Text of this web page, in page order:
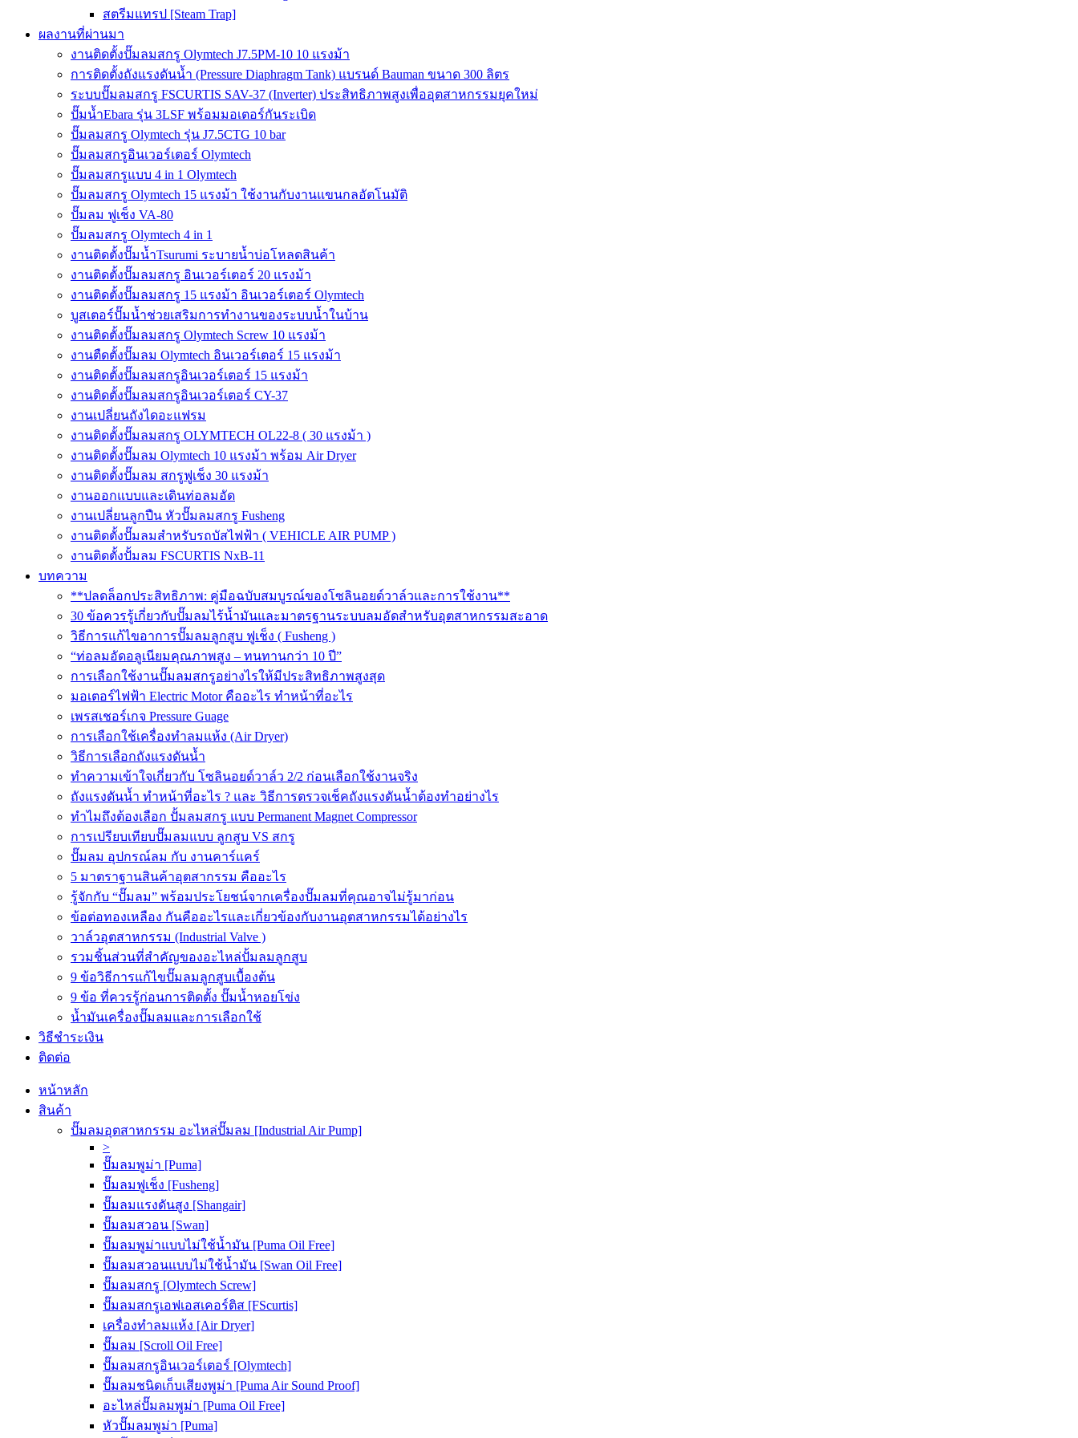
สตรีมแทรป [Steam Trap]
ผลงานที่ผ่านมา
งานติดตั้งปั๊มลมสกรู Olymtech J7.5PM-10 10 แรงม้า
การติดตั้งถังแรงดันน้ำ (Pressure Diaphragm Tank) แบรนด์ Bauman ขนาด 300 ลิตร
ระบบปั๊มลมสกรู FSCURTIS SAV-37 (Inverter) ประสิทธิภาพสูงเพื่ออุตสาหกรรมยุคใหม่
ปั๊มน้ำEbara รุ่น 3LSF พร้อมมอเตอร์กันระเบิด
ปั๊มลมสกรู Olymtech รุ่น J7.5CTG 10 bar
ปั๊มลมสกรูอินเวอร์เตอร์ Olymtech
ปั๊มลมสกรูแบบ 4 in 1 Olymtech
ปั๊มลมสกรู Olymtech 15 แรงม้า ใช้งานกับงานแขนกลอัตโนมัติ
ปั๊มลม ฟูเช็ง VA-80
ปั๊มลมสกรู Olymtech 4 in 1
งานติดตั้งปั๊มน้ำTsurumi ระบายน้ำบ่อโหลดสินค้า
งานติดตั้งปั๊มลมสกรู อินเวอร์เตอร์ 20 แรงม้า
งานติดตั้งปั๊มลมสกรู 15 แรงม้า อินเวอร์เตอร์ Olymtech
บูสเตอร์ปั๊มน้ำช่วยเสริมการทำงานของระบบน้ำในบ้าน
งานติดตั้งปั๊มลมสกรู Olymtech Screw 10 แรงม้า
งานตืดตั้งปั๊มลม Olymtech อินเวอร์เตอร์ 15 แรงม้า
งานติดตั้งปั๊มลมสกรูอินเวอร์เตอร์ 15 แรงม้า
งานติดตั้งปั๊มลมสกรูอินเวอร์เตอร์ CY-37
งานเปลี่ยนถังไดอะแฟรม
งานติดตั้งปั๊มลมสกรู OLYMTECH OL22-8 ( 30 แรงม้า )
งานติดตั้งปั๊มลม Olymtech 10 แรงม้า พร้อม Air Dryer
งานติดตั้งปั๊มลม สกรูฟูเช็ง 30 แรงม้า
งานออกแบบและเดินท่อลมอัด
งานเปลี่ยนลูกปืน หัวปั๊มลมสกรู Fusheng
งานติดตั้งปั๊มลมสำหรับรถบัสไฟฟ้า ( VEHICLE AIR PUMP )
งานติดตั้งปั้มลม FSCURTIS NxB-11
บทความ
**ปลดล็อกประสิทธิภาพ: คู่มือฉบับสมบูรณ์ของโซลินอยด์วาล์วและการใช้งาน**
30 ข้อควรรู้เกี่ยวกับปั๊มลมไร้น้ำมันและมาตรฐานระบบลมอัดสำหรับอุตสาหกรรมสะอาด
วิธีการแก้ไขอาการปั๊มลมลูกสูบ ฟูเช็ง ( Fusheng )
“ท่อลมอัดอลูเนียมคุณภาพสูง – ทนทานกว่า 10 ปี”
การเลือกใช้งานปั๊มลมสกรูอย่างไรให้มีประสิทธิภาพสูงสุด
มอเตอร์ไฟฟ้า Electric Motor คืออะไร ทำหน้าที่อะไร
เพรสเชอร์เกจ Pressure Guage
การเลือกใช้เครื่องทำลมแห้ง (Air Dryer)
วิธีการเลือกถังแรงดันน้ำ
ทำความเข้าใจเกี่ยวกับ โซลินอยด์วาล์ว 2/2 ก่อนเลือกใช้งานจริง
ถังแรงดันน้ำ ทำหน้าที่อะไร ? และ วิธีการตรวจเช็คถังแรงดันน้ำต้องทำอย่างไร
ทำไมถึงต้องเลือก ปั้มลมสกรู แบบ Permanent Magnet Compressor
การเปรียบเทียบปั๊มลมแบบ ลูกสูบ VS สกรู
ปั๊มลม อุปกรณ์ลม กับ งานคาร์แคร์
5 มาตราฐานสินค้าอุตสากรรม คืออะไร
รู้จักกับ “ปั๊มลม” พร้อมประโยชน์จากเครื่องปั๊มลมที่คุณอาจไม่รู้มาก่อน
ข้อต่อทองเหลือง กันคืออะไรและเกี่ยวข้องกับงานอุตสาหกรรมได้อย่างไร
วาล์วอุตสาหกรรม (Industrial Valve )
รวมชิ้นส่วนที่สำคัญของอะไหล่ปั้มลมลูกสูบ
9 ข้อวิธีการแก้ไขปั๊มลมลูกสูบเบื้องต้น
9 ข้อ ที่ควรรู้ก่อนการติดตั้ง ปั๊มน้ำหอยโข่ง
น้ำมันเครื่องปั๊มลมและการเลือกใช้
วิธีชำระเงิน
ติดต่อ
หน้าหลัก
สินค้า
ปั๊มลมอุตสาหกรรม อะไหล่ปั๊มลม [Industrial Air Pump]
>
ปั๊มลมพูม่า [Puma]
ปั๊มลมฟูเช็ง [Fusheng]
ปั๊มลมแรงดันสูง [Shangair]
ปั๊มลมสวอน [Swan]
ปั๊มลมพูม่าแบบไม่ใช้น้ำมัน [Puma Oil Free]
ปั๊มลมสวอนแบบไม่ใช้น้ำมัน [Swan Oil Free]
ปั๊มลมสกรู [Olymtech Screw]
ปั๊มลมสกรูเอฟเอสเคอร์ติส [FScurtis]
เครื่องทำลมแห้ง [Air Dryer]
ปั๊มลม [Scroll Oil Free]
ปั๊มลมสกรูอินเวอร์เตอร์ [Olymtech]
ปั๊มลมชนิดเก็บเสียงพูม่า [Puma Air Sound Proof]
อะไหล่ปั๊มลมพูม่า [Puma Oil Free]
หัวปั๊มลมพูม่า [Puma]